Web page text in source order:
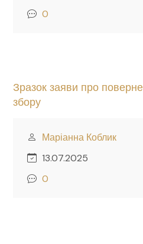
0
Зразок заяви про
збору
Маріанна Коблик
13.07.2025
0